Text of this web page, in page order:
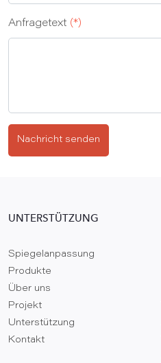
Anfragetext (*)
Nachricht senden
UNTERSTÜTZUNG
Spiegelanpassung
Produkte
Über uns
Projekt
Unterstützung
Kontakt